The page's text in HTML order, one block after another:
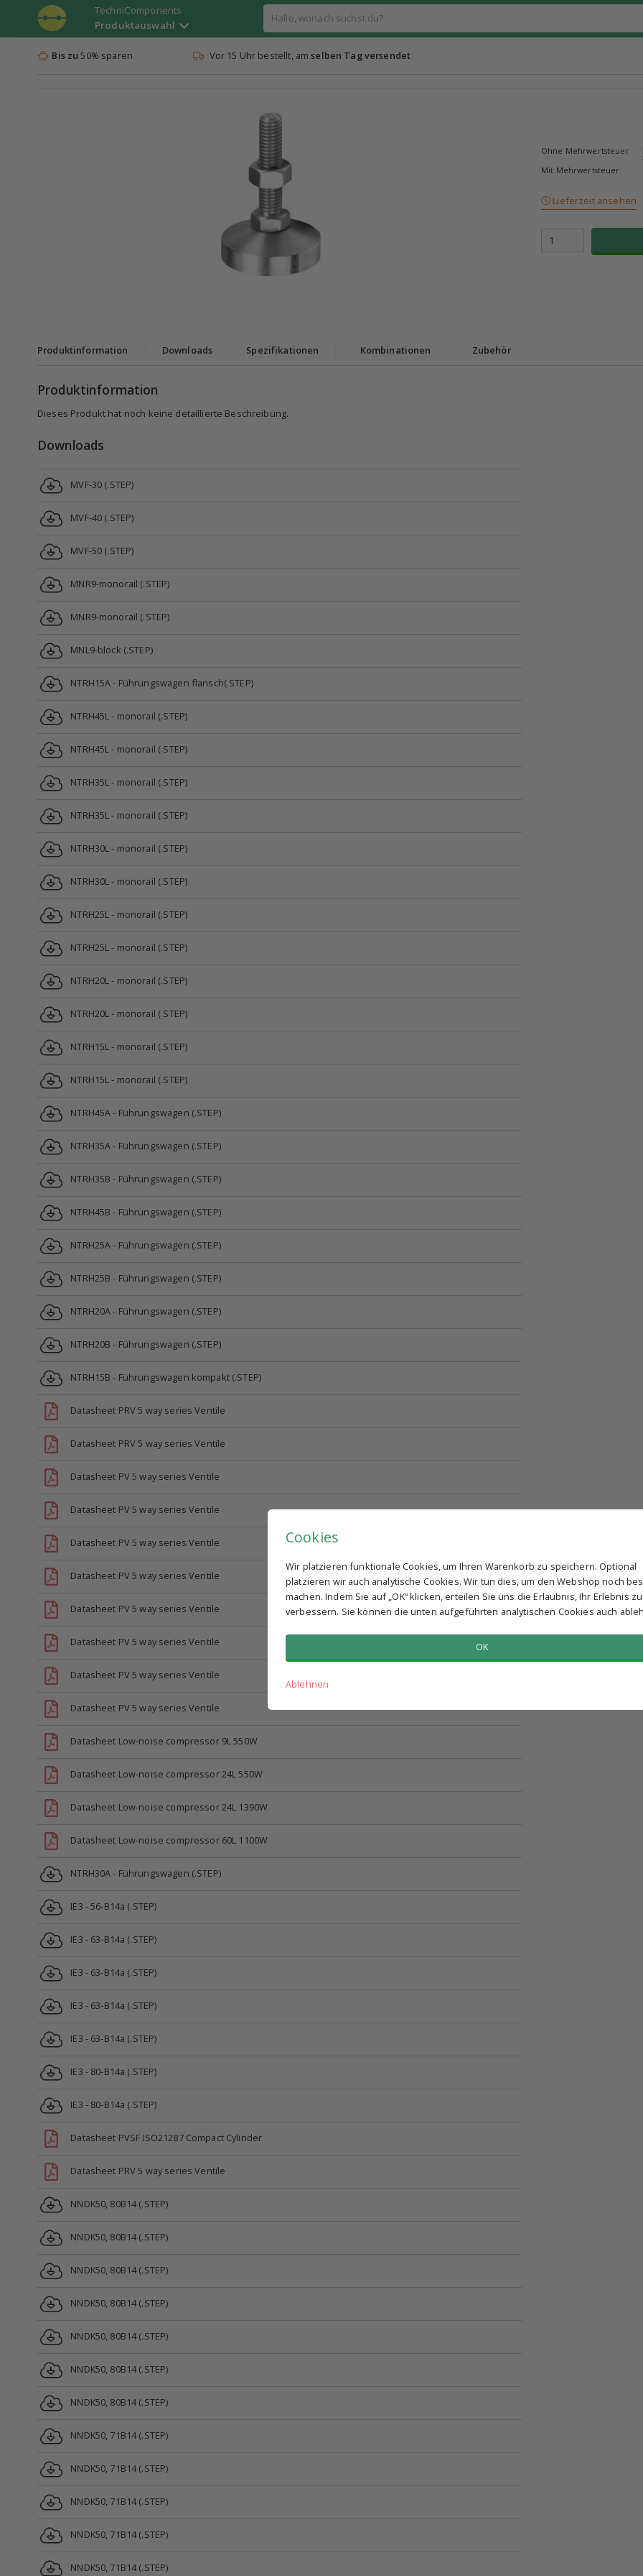
TechniComponents
Produktauswahl
Bis zu 50% sparen Vor 15 Uhr bestellt, amselben Tag versendet
Ohne Mehrwertsteuer
Mit Mehrwertsteuer
Lieferzeit ansehen
Produktinformation Downloads Spezifikationen Kombinationen Zubehör
Produktinformation
Dieses Produkt hat noch keine detaillierte Beschreibung.
Downloads
MVF-30 (.STEP)
MVF-40 (.STEP)
MVF-50 (.STEP)
MNR9-monorail (.STEP)
MNR9-monorail (.STEP)
MNL9-block (.STEP)
NTRH15A - Führungswagen flansch(.STEP)
NTRH45L - monorail (.STEP)
NTRH45L - monorail (.STEP)
NTRH35L - monorail (.STEP)
NTRH35L - monorail (.STEP)
NTRH30L - monorail (.STEP)
NTRH30L - monorail (.STEP)
NTRH25L - monorail (.STEP)
NTRH25L - monorail (.STEP)
NTRH20L - monorail (.STEP)
NTRH20L - monorail (.STEP)
NTRH15L - monorail (.STEP)
NTRH15L - monorail (.STEP)
NTRH45A - Führungswagen (.STEP)
NTRH35A - Führungswagen (.STEP)
NTRH35B - Führungswagen (.STEP)
NTRH45B - Führungswagen (.STEP)
NTRH25A - Führungswagen (.STEP)
NTRH25B - Führungswagen (.STEP)
NTRH20A - Führungswagen (.STEP)
NTRH20B - Führungswagen (.STEP)
NTRH15B - Führungswagen kompakt (.STEP)
Datasheet PRV 5 way series Ventile
Datasheet PRV 5 way series Ventile
Datasheet PV 5 way series Ventile
Datasheet PV 5 way series Ventile
Datasheet PV 5 way series Ventile
Datasheet PV 5 way series Ventile
Datasheet PV 5 way series Ventile
Datasheet PV 5 way series Ventile
Datasheet PV 5 way series Ventile
Datasheet PV 5 way series Ventile
Datasheet Low-noise compressor 9L 550W
Datasheet Low-noise compressor 24L 550W
Datasheet Low-noise compressor 24L 1390W
Datasheet Low-noise compressor 60L 1100W
NTRH30A - Führungswagen (.STEP)
IE3 - 56-B14a (.STEP)
IE3 - 63-B14a (.STEP)
IE3 - 63-B14a (.STEP)
IE3 - 63-B14a (.STEP)
IE3 - 63-B14a (.STEP)
IE3 - 80-B14a (.STEP)
IE3 - 80-B14a (.STEP)
Datasheet PVSF ISO21287 Compact Cylinder
Datasheet PRV 5 way series Ventile
NNDK50, 80B14 (.STEP)
NNDK50, 80B14 (.STEP)
NNDK50, 80B14 (.STEP)
NNDK50, 80B14 (.STEP)
NNDK50, 80B14 (.STEP)
NNDK50, 80B14 (.STEP)
NNDK50, 80B14 (.STEP)
NNDK50, 71B14 (.STEP)
NNDK50, 71B14 (.STEP)
NNDK50, 71B14 (.STEP)
NNDK50, 71B14 (.STEP)
NNDK50, 71B14 (.STEP)
Cookies
Wir platzieren funktionale Cookies, um Ihren Warenkorb zu speichern. Optional
platzieren wir auch analytische Cookies. Wir tun dies, um den Webshop noch
machen. Indem Sie auf „OK“ klicken, erteilen Sie uns die Erlaubnis, Ihr Erlebnis zu
verbessern. Sie können die unten aufgeführten analytischen Cookies auch
OK
Ablehnen